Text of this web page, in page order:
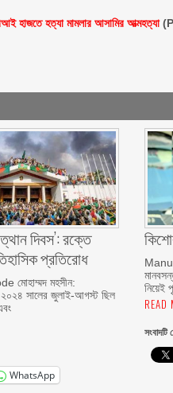
হাজতে হত্যা মামলার আসামির আত্মহত্যা
দিবস’: রক্তে
প্রতিরোধ
মোহাম্মদ মহসীন:
২০২৪ সালের জুলাই-আগস্ট ছিল
WhatsApp
নিয়েই
READ